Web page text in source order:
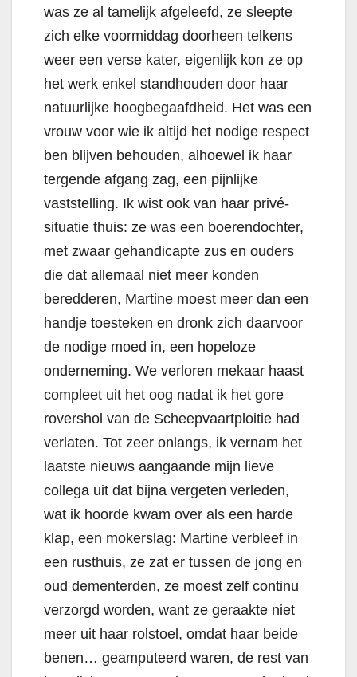
was ze al tamelijk afgeleefd, ze sleepte
zich elke voormiddag doorheen telkens
weer een verse kater, eigenlijk kon ze op
het werk enkel standhouden door haar
natuurlijke hoogbegaafdheid. Het was een
vrouw voor wie ik altijd het nodige respect
ben blijven behouden, alhoewel ik haar
tergende afgang zag, een pijnlijke
vaststelling. Ik wist ook van haar privé-
situatie thuis: ze was een boerendochter,
met zwaar gehandicapte zus en ouders
die dat allemaal niet meer konden
beredderen, Martine moest meer dan een
handje toesteken en dronk zich daarvoor
de nodige moed in, een hopeloze
onderneming. We verloren mekaar haast
compleet uit het oog nadat ik het gore
rovershol van de Scheepvaartploitie had
verlaten. Tot zeer onlangs, ik vernam het
laatste nieuws aangaande mijn lieve
collega uit dat bijna vergeten verleden,
wat ik hoorde kwam over als een harde
klap, een mokerslag: Martine verbleef in
een rusthuis, ze zat er tussen de jong en
oud dementerden, ze moest zelf continu
verzorgd worden, want ze geraakte niet
meer uit haar rolstoel, omdat haar beide
benen… geamputeerd waren, de rest van